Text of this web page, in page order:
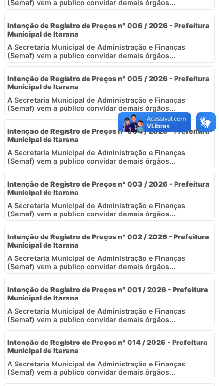
(Semaf) vem a público convidar demais órgãos...
Intenção de Registro de Preços n° 006 / 2026 - Prefeitura
Municipal de Itarana
A Secretaria Municipal de Administração e Finanças
(Semaf) vem a público convidar demais órgãos...
Intenção de Registro de Preços n° 005 / 2026 - Prefeitura
Municipal de Itarana
A Secretaria Municipal de Administração e Finanças
(Semaf) vem a público convidar demais órgãos...
Intenção de Registro de Preços n° 004 / 2026 - Prefeitura
Municipal de Itarana
A Secretaria Municipal de Administração e Finanças
(Semaf) vem a público convidar demais órgãos...
Intenção de Registro de Preços n° 003 / 2026 - Prefeitura
Municipal de Itarana
A Secretaria Municipal de Administração e Finanças
(Semaf) vem a público convidar demais órgãos...
Intenção de Registro de Preços n° 002 / 2026 - Prefeitura
Municipal de Itarana
A Secretaria Municipal de Administração e Finanças
(Semaf) vem a público convidar demais órgãos...
Intenção de Registro de Preços n° 001 / 2026 - Prefeitura
Municipal de Itarana
A Secretaria Municipal de Administração e Finanças
(Semaf) vem a público convidar demais órgãos...
Intenção de Registro de Preços n° 014 / 2025 - Prefeitura
Municipal de Itarana
A Secretaria Municipal de Administração e Finanças
(Semaf) vem a público convidar demais órgãos...